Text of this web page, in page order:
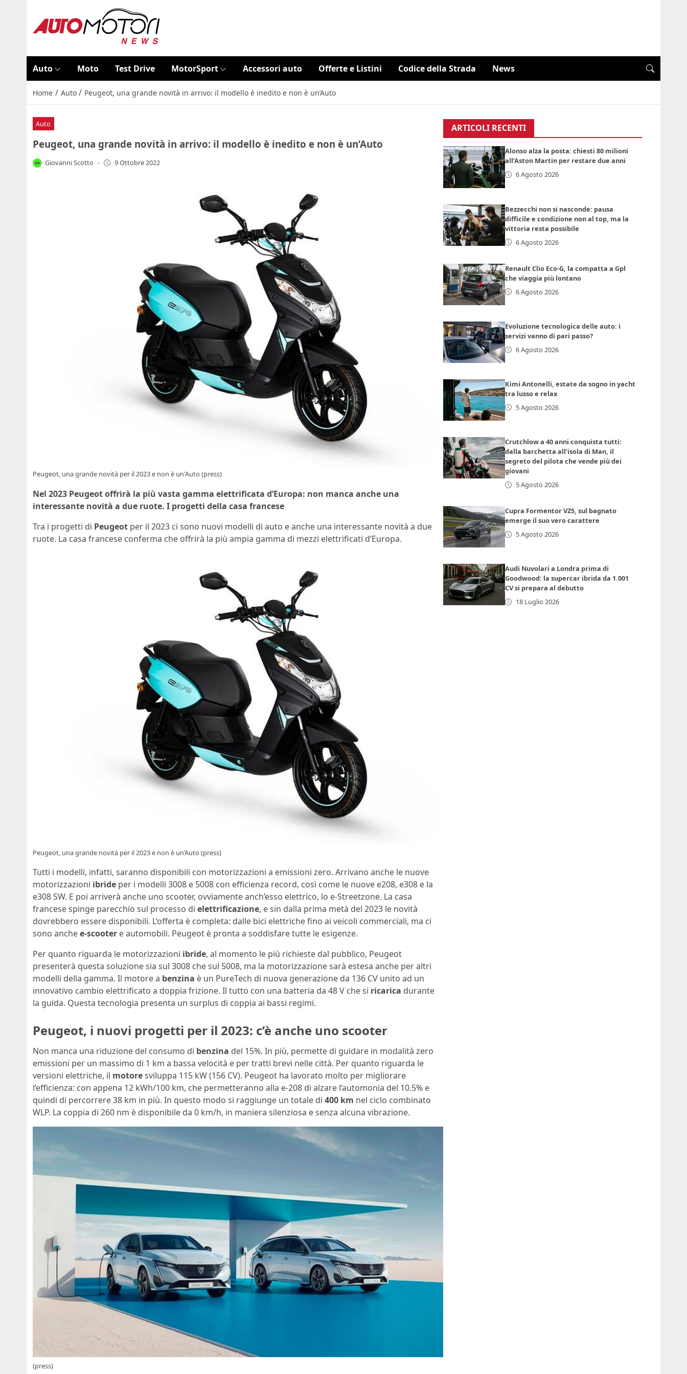
Auto Moto Test Drive MotorSport Accessori auto Offerte e Listini Codice della Strada News
Home / Auto / Peugeot, una grande novità in arrivo: il modello è inedito e non è un’Auto
Auto
Peugeot, una grande novità in arrivo: il modello è inedito e non è un’Auto
Giovanni Scotto - 9 Ottobre 2022
Peugeot, una grande novità per il 2023 e non è un'Auto (press)
Nel 2023 Peugeot offrirà la più vasta gamma elettrificata d’Europa: non manca anche una
interessante novità a due ruote. I progetti della casa francese
Tra i progetti di Peugeot per il 2023 ci sono nuovi modelli di auto e anche una interessante novità a due
ruote. La casa francese conferma che offrirà la più ampia gamma di mezzi elettrificati d’Europa.
Peugeot, una grande novità per il 2023 e non è un’Auto (press)
Tutti i modelli, infatti, saranno disponibili con motorizzazioni a emissioni zero. Arrivano anche le nuove
motorizzazioni ibride per i modelli 3008 e 5008 con efficienza record, così come le nuove e208, e308 e la
e308 SW. E poi arriverà anche uno scooter, ovviamente anch’esso elettrico, lo e-Streetzone. La casa
francese spinge parecchio sul processo di elettrificazione, e sin dalla prima metà del 2023 le novità
dovrebbero essere disponibili. L’offerta è completa: dalle bici elettriche fino ai veicoli commerciali, ma ci
sono anchee-scooter e automobili. Peugeot è pronta a soddisfare tutte le esigenze.
Per quanto riguarda le motorizzazioni ibride, al momento le più richieste dal pubblico, Peugeot
presenterà questa soluzione sia sul 3008 che sul 5008, ma la motorizzazione sarà estesa anche per altri
modelli della gamma. Il motore a benzina è un PureTech di nuova generazione da 136 CV unito ad un
innovativo cambio elettrificato a doppia frizione. Il tutto con una batteria da 48 V che si ricarica durante
la guida. Questa tecnologia presenta un surplus di coppia ai bassi regimi.
Peugeot, i nuovi progetti per il 2023: c’è anche uno scooter
Non manca una riduzione del consumo di benzina del 15%. In più, permette di guidare in modalità zero
emissioni per un massimo di 1 km a bassa velocità e per tratti brevi nelle città. Per quanto riguarda le
versioni elettriche, il motoresviluppa 115 kW (156 CV). Peugeot ha lavorato molto per migliorare
l’efficienza: con appena 12 kWh/100 km, che permetteranno alla e-208 di alzare l’automonia del 10.5% e
quindi di percorrere 38 km in più. In questo modo si raggiunge un totale di 400 km nel ciclo combinato
WLP. La coppia di 260 nm è disponibile da 0 km/h, in maniera silenziosa e senza alcuna vibrazione.
(press)
ARTICOLI RECENTI
Alonso alza la posta: chiesti 80 milioni
all’Aston Martin per restare due anni
6 Agosto 2026
Bezzecchi non si nasconde: pausa
difficile e condizione non al top, ma la
vittoria resta possibile
6 Agosto 2026
Renault Clio Eco-G, la compatta a Gpl
che viaggia più lontano
6 Agosto 2026
Evoluzione tecnologica delle auto: i
servizi vanno di pari passo?
6 Agosto 2026
Kimi Antonelli, estate da sogno in yacht
tra lusso e relax
5 Agosto 2026
Crutchlow a 40 anni conquista tutti:
dalla barchetta all’isola di Man, il
segreto del pilota che vende più dei
giovani
5 Agosto 2026
Cupra Formentor VZ5, sul bagnato
emerge il suo vero carattere
5 Agosto 2026
Audi Nuvolari a Londra prima di
Goodwood: la supercar ibrida da 1.001
CV si prepara al debutto
18 Luglio 2026